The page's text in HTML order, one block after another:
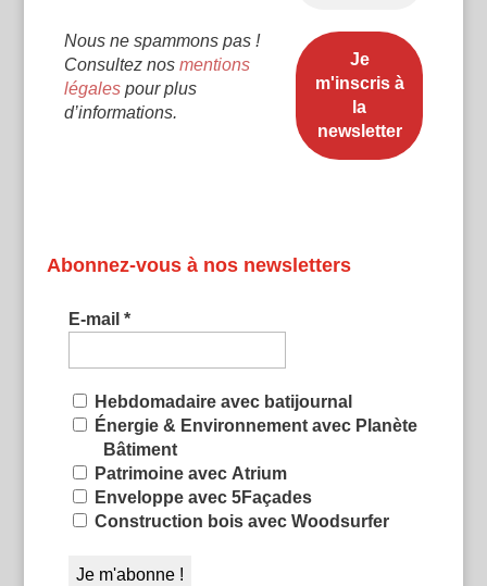
Nous ne spammons pas !
Consultez nos mentions
légalespour plus
d’informations.
Abonnez-vous à nos newsletters
E-mail *
Hebdomadaire avec batijournal
Énergie & Environnement avec Planète
Bâtiment
Patrimoine avec Atrium
Enveloppe avec 5Façades
Construction bois avec Woodsurfer